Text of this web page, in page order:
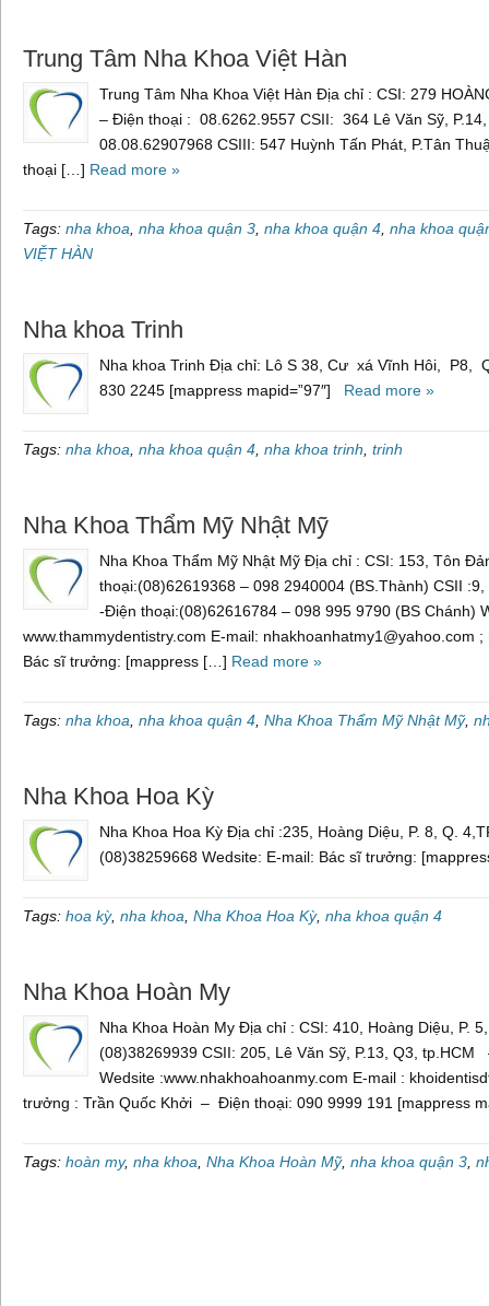
Trung Tâm Nha Khoa Việt Hàn
Trung Tâm Nha Khoa Việt Hàn Địa chỉ : CSI: 279
– Điện thoại : 08.6262.9557 CSII: 364 Lê Văn Sỹ,
08.08.62907968 CSIII: 547 Huỳnh Tấn Phát, P.Tân
thoại […] Read more »
Tags: nha khoa nha khoa quận 3 nha khoa quận 4 nha khoa
VIỆT HÀN
Nha khoa Trinh
Nha khoa Trinh Địa chỉ: Lô S 38, Cư xá Vĩnh Hôi, P8,
830 2245 [mappress mapid=”97″] Read more »
Tags: nha khoa nha khoa quận 4 nha khoa trinh trinh
Nha Khoa Thẩm Mỹ Nhật Mỹ
Nha Khoa Thẩm Mỹ Nhật Mỹ Địa chỉ : CSI: 153, Tôn
thoại:(08)62619368 – 098 2940004 (BS.Thành) CSII :9,
-Điện thoại:(08)62616784 – 098 995 9790 (BS Chánh)
www.thammydentistry.com E-mail: nhakhoanhatmy1@yahoo.com
Bác sĩ trưởng: [mappress […] Read more »
Tags: nha khoa nha khoa quận 4 Nha Khoa Thẩm Mỹ Nhật Mỹ,
Nha Khoa Hoa Kỳ
Nha Khoa Hoa Kỳ Địa chỉ :235, Hoàng Diệu, P. 8, Q.
(08)38259668 Wedsite: E-mail: Bác sĩ trưởng:
Tags: hoa kỳ, nha khoa Nha Khoa Hoa Kỳ, nha khoa quận 4
Nha Khoa Hoàn My
Nha Khoa Hoàn My Địa chỉ : CSI: 410, Hoàng Diệu, P.
(08)38269939 CSII: 205, Lê Văn Sỹ, P.13, Q3,
Wedsite :www.nhakhoahoanmy.com E-mail :
trưởng : Trần Quốc Khởi – Điện thoại: 090 9999 191 [mappress
Tags: hoàn my, nha khoa Nha Khoa Hoàn Mỹ, nha khoa quận 3